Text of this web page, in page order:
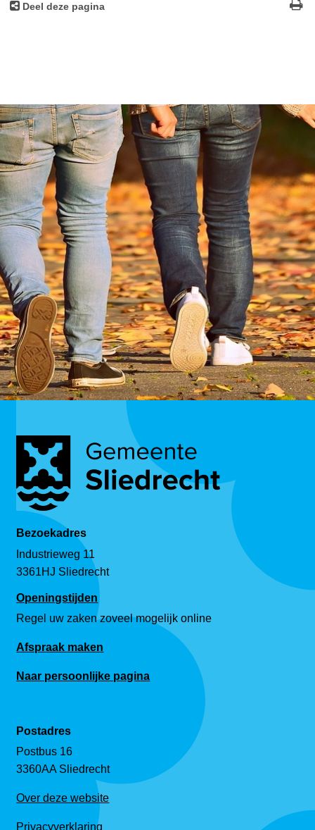
Deel deze pagina
Bezoekadres
Industrieweg 11
3361HJ Sliedrecht
Openingstijden
Regel uw zaken zoveel mogelijk online
Afspraak maken
Naar persoonlijke pagina
Postadres
Postbus 16
3360AA Sliedrecht
Over deze website
Privacyverklaring